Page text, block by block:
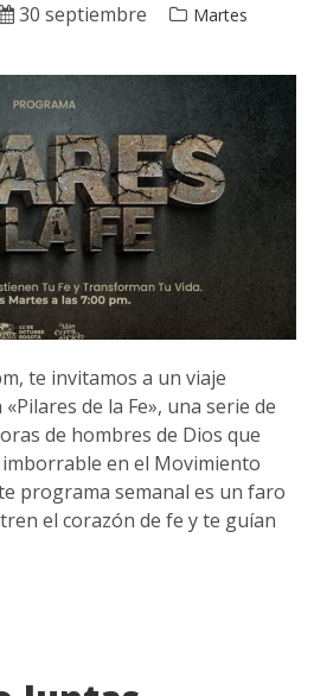
30 septiembre Martes
te invitamos a un viaje
de la Fe», una serie de
de hombres de Dios que
en el Movimiento
programa semanal es un faro
el corazón de fe y te guían